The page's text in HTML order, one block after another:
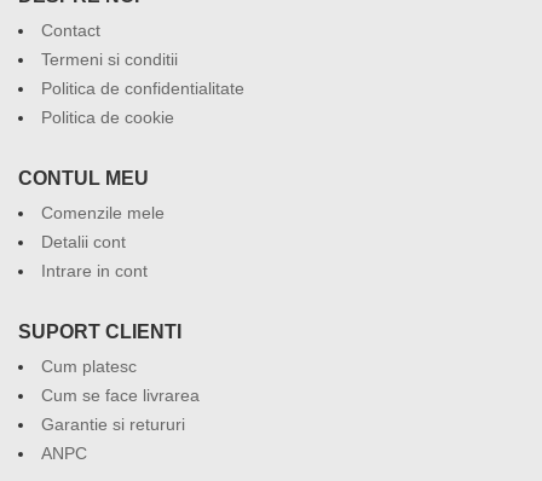
Contact
Termeni si conditii
Politica de confidentialitate
Politica de cookie
CONTUL MEU
Comenzile mele
Detalii cont
Intrare in cont
SUPORT CLIENTI
Cum platesc
Cum se face livrarea
Garantie si retururi
ANPC